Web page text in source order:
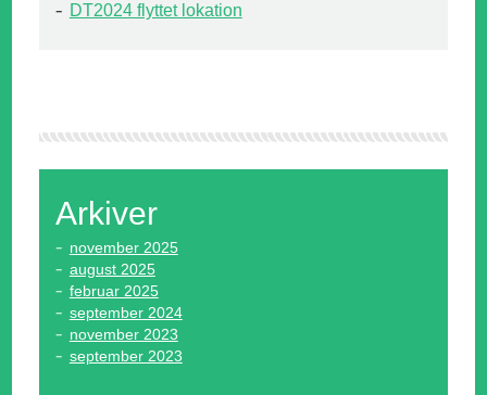
DT2024 flyttet lokation
Arkiver
november 2025
august 2025
februar 2025
september 2024
november 2023
september 2023